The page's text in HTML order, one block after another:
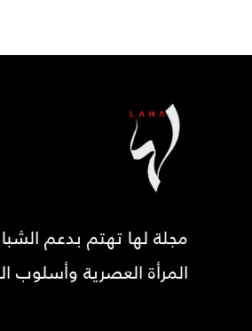
مجلة لها تهتم بدعم
المرأة العصرية وأسلوب